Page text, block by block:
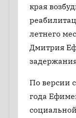
края
летнего
Дмитрия
По версии
года